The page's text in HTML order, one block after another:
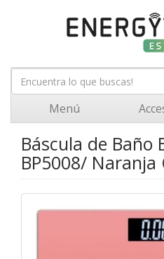
Menú
Báscula de Baño
BP5008/ Naranja